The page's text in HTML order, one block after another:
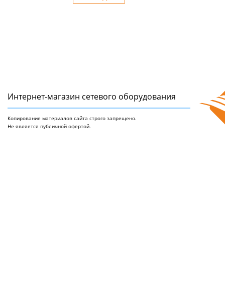
Интернет-магазин сетeвого оборудования
Копирование материалов сайта строго запрещено.
Не является публичной офертой.